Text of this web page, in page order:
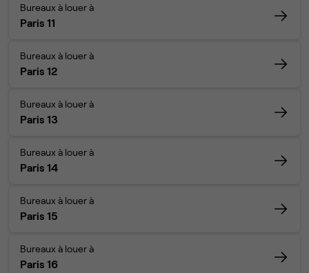
Bureaux à louer à
Paris 11
Bureaux à louer à
Paris 12
Bureaux à louer à
Paris 13
Bureaux à louer à
Paris 14
Bureaux à louer à
Paris 15
Bureaux à louer à
Paris 16